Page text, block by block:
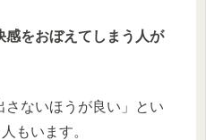
感をおぼえてしまう人が
さないほうが良い」とい
もいます。